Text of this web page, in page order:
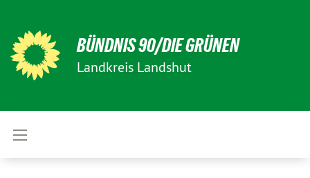
BÜNDNIS 90/DIE GRÜNEN
Landkreis Landshut